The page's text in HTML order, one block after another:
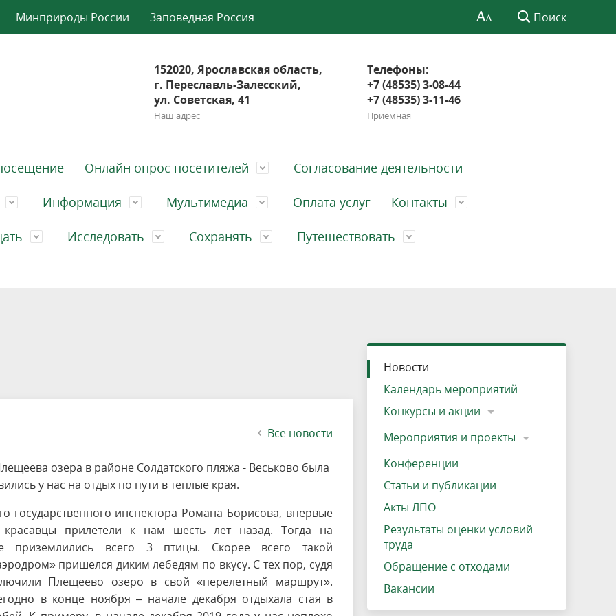
Минприроды России Заповедная Россия Поиск
152020, Ярославская область,
г. Переславль-Залесский,
ул. Советская, 41
Наш адрес
Телефоны:
+7 (48535) 3-08-44
+7 (48535) 3-11-46
Приемная
Озеро Плещеево
Вакансии
Онлайн опрос посетителей Согласование деятельности
Экологические тропы и туристские
маршруты
на озере Зоны для парусного спорта
Прокат велосипедов
Адрес, телефон, схема проезда
Информация
Результаты оценки условий труда
Мультимедиа Оплата услуг Контакты
Интерактивная карта
Исследовать Сохранять
Кадастр объектов животного мира, не
отнесенных к объектам охоты
Интерактивная карта
Путешествовать
Все новости
озера в районе Солдатского пляжа - Веськово была
у нас на отдых по пути в теплые края.
государственного инспектора Романа Борисова, впервые
прилетели к нам шесть лет назад. Тогда на
приземлились всего 3 птицы. Скорее всего такой
пришелся диким лебедям по вкусу. С тех пор, судя
Плещеево озеро в свой «перелетный маршрут».
в конце ноября – начале декабря отдыхала стая в
Новости
Календарь мероприятий
Конкурсы и акции
Мероприятия и проекты
Конференции
Статьи и публикации
Акты ЛПО
Результаты оценки условий
труда
Обращение с отходами
Вакансии